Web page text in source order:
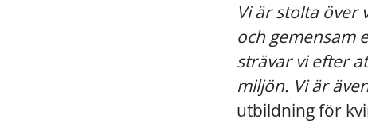
Vi är stolta
och gemensam
strävar vi efter
miljön. Vi är
utbildning för